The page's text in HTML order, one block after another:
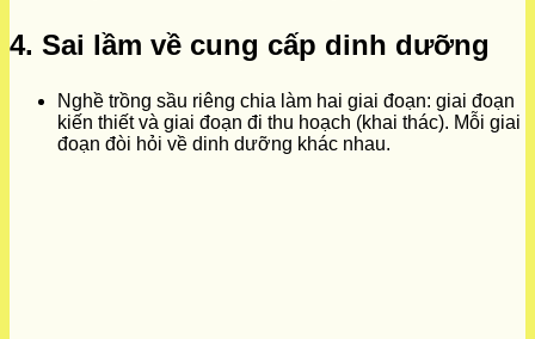
4. Sai lầm về cung cấp dinh dưỡng
Nghề trồng sầu riêng chia làm hai giai đoạn: giai đoạn
kiến thiết và giai đoạn đi thu hoạch (khai thác). Mỗi giai
đoạn đòi hỏi về dinh dưỡng khác nhau.